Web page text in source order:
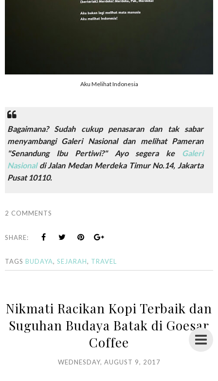
Aku Melihat Indonesia
Bagaimana? Sudah cukup penasaran dan tak sabar
menyambangi Galeri Nasional dan melihat Pameran
"Senandung Ibu Pertiwi?" Ayo segera ke
Galeri
Nasionaldi Jalan Medan Merdeka Timur No.14, Jakarta
Pusat 10110.
2 COMMENTS
SHARE:
TAGS BUDAYA, SEJARAH, TRAVEL
Nikmati Racikan Kopi Terbaik dan
Suguhan Budaya Batak di Goesar
Coffee
WEDNESDAY, AUGUST 9, 2017